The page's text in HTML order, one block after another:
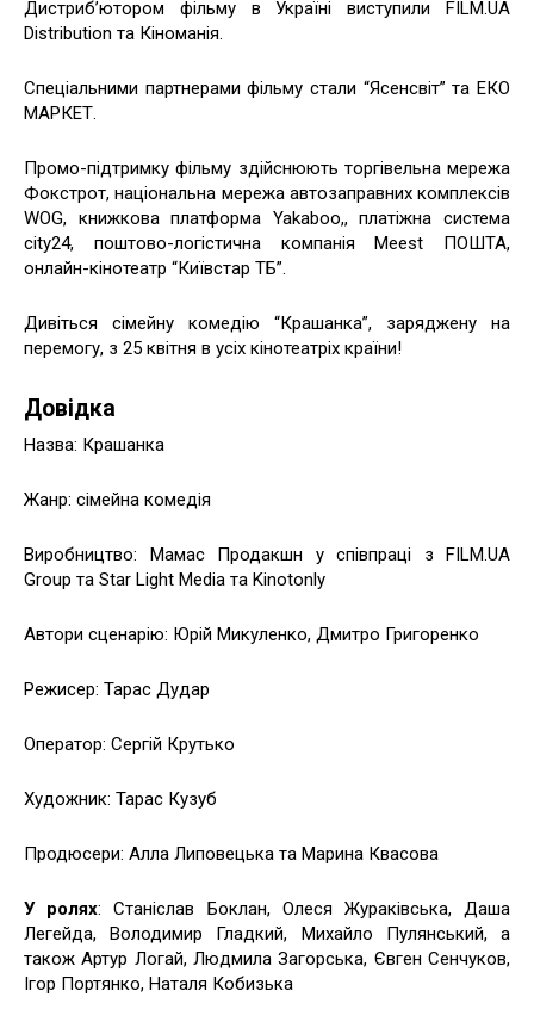
Дистриб’ютором фільму в Україні виступили FILM.UA
Distribution та Кіноманія.
Спеціальними партнерами фільму стали “Ясенсвіт” та ЕКО
МАРКЕТ.
Промо-підтримку фільму здійснюють торгівельна мережа
Фокстрот, національна мережа автозаправних комплексів
WOG, книжкова платформа Yakaboo,, платіжна система
city24, поштово-логістична компанія Meest ПОШТА,
онлайн-кінотеатр “Київстар ТБ”.
Дивіться cімейну комедію “Крашанка”, заряджену на
перемогу, з 25 квітня в усіх кінотеатріх країни!
Довідка
Назва: Крашанка
Жанр: сімейна комедія
Виробництво: Мамас Продакшн у співпраці з FILM.UA
Group та Star Light Media та Kinotonly
Автори сценарію: Юрій Микуленко, Дмитро Григоренко
Режисер: Тарас Дудар
Оператор: Сергій Крутько
Художник: Тарас Кузуб
Продюсери: Алла Липовецька та Марина Квасова
У ролях: Станіслав Боклан, Олеся Жураківська, Даша
Легейда, Володимир Гладкий, Михайло Пулянський, а
також Артур Логай, Людмила Загорська, Євген Сенчуков,
Ігор Портянко, Наталя Кобизька